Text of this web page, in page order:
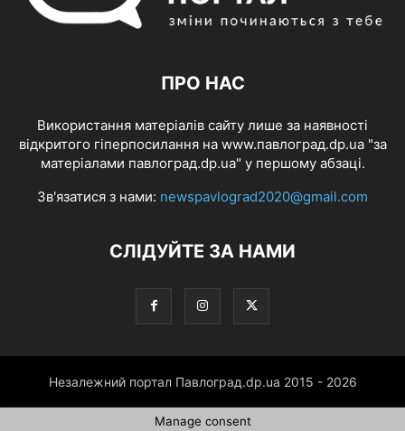
ПРО НАС
Використання матеріалів сайту лише за наявності
відкритого гіперпосилання на www.павлоград.dp.ua "за
матеріалами павлоград.dp.ua" у першому абзаці.
Зв'язатися з нами: newspavlograd2020@gmail.com
СЛІДУЙТЕ ЗА НАМИ
Незалежний портал Павлоград.dp.ua 2015 - 2026
Manage consent